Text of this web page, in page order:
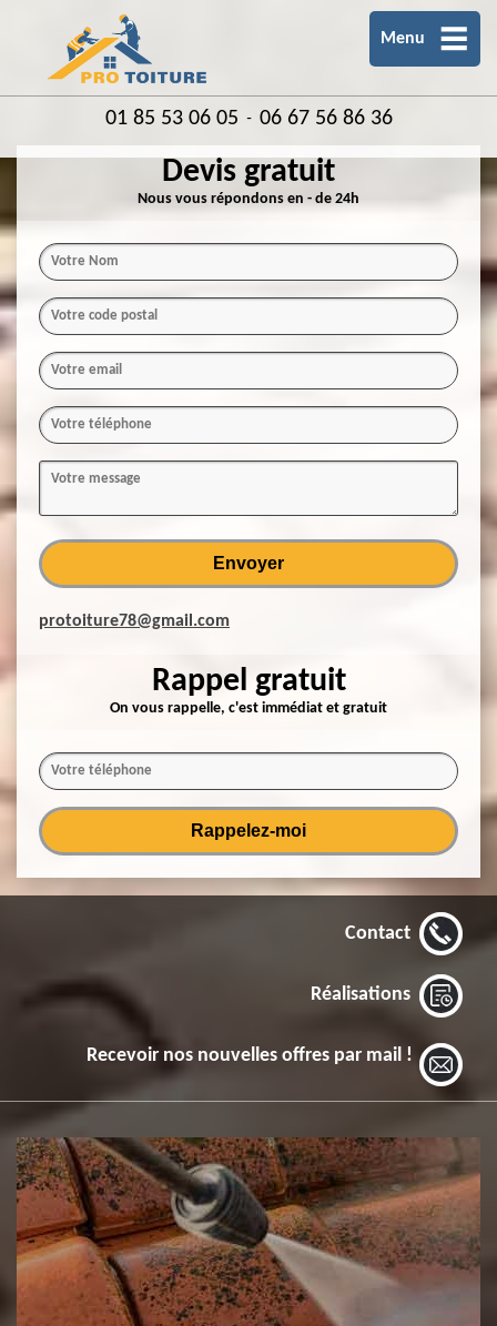
Menu
01 85 53 06 05 - 06 67 56 86 36
Devis gratuit
Nous vous répondons en - de 24h
protoiture78@gmail.com
Rappel gratuit
On vous rappelle, c'est immédiat et gratuit
Contact
Réalisations
Recevoir nos nouvelles offres par mail !